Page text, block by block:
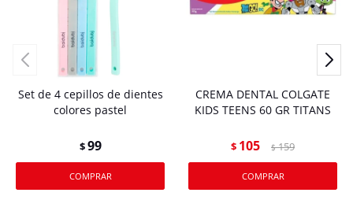
Set de 4 cepillos de dientes
colores pastel
$99
CREMA DENTAL COLGATE
KIDS TEENS 60 GR TITANS
$ 105 $ 159